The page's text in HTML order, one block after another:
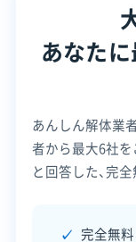
許可番号
この解体業
安全対
資本金
営業時間
営業日
あなた
あんしん解体業
者から最大6社を
と回答した、完
完全無料